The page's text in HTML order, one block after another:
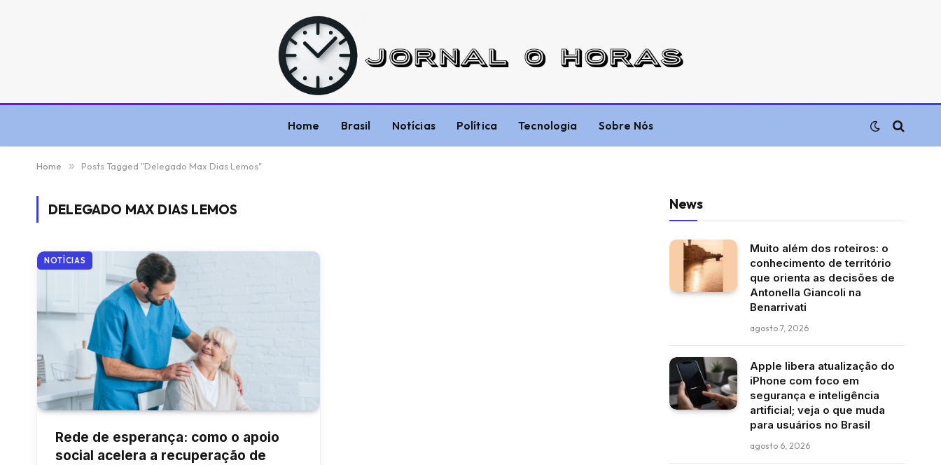
Home Brasil Notícias Política Tecnologia Sobre Nós
Home » Posts Tagged "Delegado Max Dias Lemos"
DELEGADO MAX DIAS LEMOS
NOTÍCIAS
Rede de esperança: como o apoio
social acelera a recuperação de
News
Muito além dos roteiros: o
conhecimento de território
que orienta as decisões de
Antonella Giancoli na
Benarrivati
agosto 7, 2026
Apple libera atualização do
iPhone com foco em
segurança e inteligência
artificial; veja o que muda
para usuários no Brasil
agosto 6, 2026